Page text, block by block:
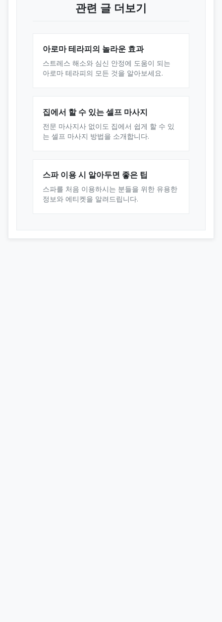
관련 글 더보기
아로마 테라피의 놀라운 효과
스트레스 해소와 심신 안정에 도움이 되는
아로마 테라피의 모든 것을 알아보세요.
집에서 할 수 있는 셀프 마사지
전문 마사지사 없이도 집에서 쉽게 할 수 있
는 셀프 마사지 방법을 소개합니다.
스파 이용 시 알아두면 좋은 팁
스파를 처음 이용하시는 분들을 위한 유용한
정보와 에티켓을 알려드립니다.